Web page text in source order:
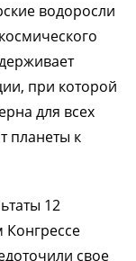
водоросли
при которой
для всех
планеты к
12
Конгрессе
свое